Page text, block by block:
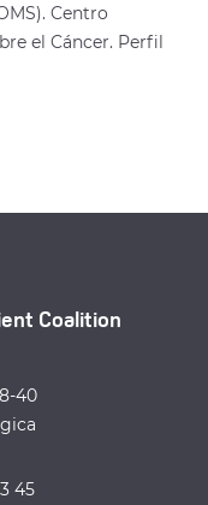
Centro
el Cáncer. Perfil
Coalition
40
45